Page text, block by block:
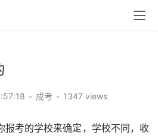
• 成考 • 1347 views
报考的学校来确定，学校不同，收